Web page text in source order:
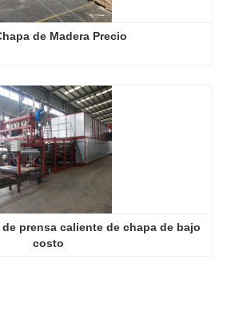
de Madera Precio
prensa caliente de chapa de bajo
costo